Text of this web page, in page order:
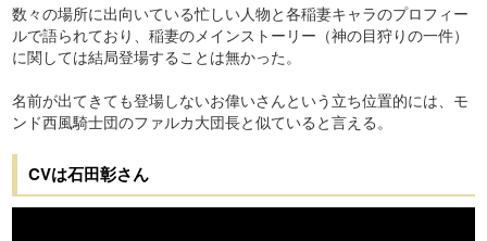
数々の場所に出向いている忙しい人物と各稲妻キャラのプロフィー
ルで語られており、稲妻のメインストーリー（神の目狩りの一件）
に関しては結局登場することは無かった。
名前が出てきても登場しないお偉いさんという立ち位置的には、モ
ンド西風騎士団のファルカ大団長と似ていると言える。
CVは石田彰さん